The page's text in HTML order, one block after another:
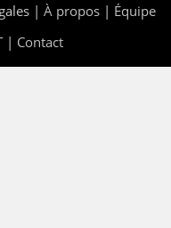
| À propos | Équipe
| Contact